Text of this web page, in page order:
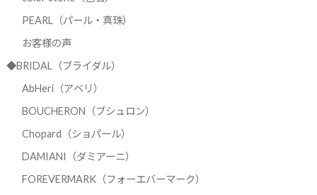
PEARL（パール・真珠）
お客様の声
◆BRIDAL（ブライダル）
AbHeri（アベリ）
BOUCHERON（ブシュロン）
Chopard（ショパール）
DAMIANI（ダミアーニ）
FOREVERMARK（フォーエバーマーク）